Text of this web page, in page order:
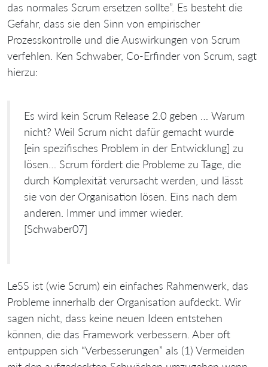
das normales Scrum ersetzen sollte”. Es besteht die
Gefahr, dass sie den Sinn von empirischer
Prozesskontrolle und die Auswirkungen von Scrum
verfehlen. Ken Schwaber, Co-Erfinder von Scrum, sagt
hierzu:
Es wird kein Scrum Release 2.0 geben … Warum
nicht? Weil Scrum nicht dafür gemacht wurde
[ein spezifisches Problem in der Entwicklung] zu
lösen… Scrum fördert die Probleme zu Tage, die
durch Komplexität verursacht werden, und lässt
sie von der Organisation lösen. Eins nach dem
anderen. Immer und immer wieder.
[Schwaber07]
LeSS ist (wie Scrum) ein einfaches Rahmenwerk, das
Probleme innerhalb der Organisation aufdeckt. Wir
sagen nicht, dass keine neuen Ideen entstehen
können, die das Framework verbessern. Aber oft
entpuppen sich “Verbesserungen” als (1) Vermeiden